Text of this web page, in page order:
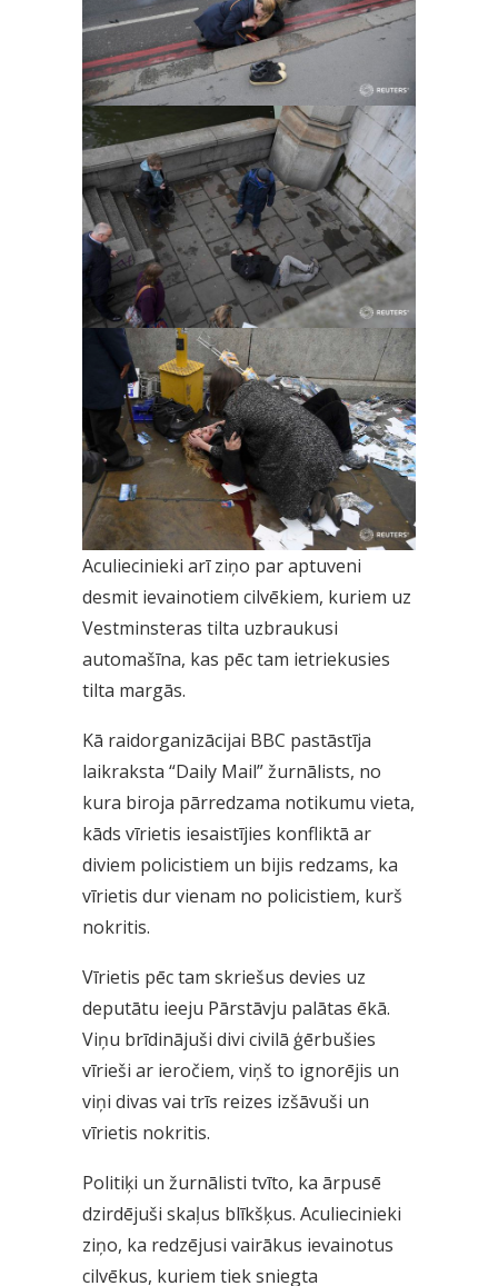
Aculiecinieki arī ziņo par aptuveni
desmit ievainotiem cilvēkiem, kuriem uz
Vestminsteras tilta uzbraukusi
automašīna, kas pēc tam ietriekusies
tilta margās.
Kā raidorganizācijai BBC pastāstīja
laikraksta “Daily Mail” žurnālists, no
kura biroja pārredzama notikumu vieta,
kāds vīrietis iesaistījies konfliktā ar
diviem policistiem un bijis redzams, ka
vīrietis dur vienam no policistiem, kurš
nokritis.
Vīrietis pēc tam skriešus devies uz
deputātu ieeju Pārstāvju palātas ēkā.
Viņu brīdinājuši divi civilā ģērbušies
vīrieši ar ieročiem, viņš to ignorējis un
viņi divas vai trīs reizes izšāvuši un
vīrietis nokritis.
Politiķi un žurnālisti tvīto, ka ārpusē
dzirdējuši skaļus blīkšķus. Aculiecinieki
ziņo, ka redzējusi vairākus ievainotus
cilvēkus, kuriem tiek sniegta